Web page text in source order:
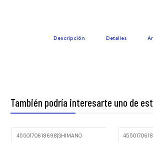
Descripción Detalles
También podría interesarte uno de
4550170618698|SHIMANO